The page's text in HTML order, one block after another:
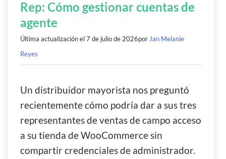
Rep: Cómo gestionar cuentas de
agente
Última actualización el7 de julio de 2026por Jan Melanie
Reyes
Un distribuidor mayorista nos preguntó
recientemente cómo podría dar a sus tres
representantes de ventas de campo acceso
a su tienda de WooCommerce sin
compartir credenciales de administrador.